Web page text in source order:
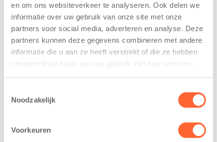
en om ons websiteverkeer te analyseren. Ook delen we
informatie over uw gebruik van onze site met onze
partners voor social media, adverteren en analyse. Deze
partners kunnen deze gegevens combineren met andere
informatie die u aan ze heeft verstrekt of die ze hebben
verzameld op basis van uw gebruik van hun services.
Noodzakelijk
Voorkeuren
Kinderen BSO
De
Westerburcht
voor Kids First
7 augustus 2026
2026 – Kinderen
Kids First
tekent
koopcontract
kindcentrum in